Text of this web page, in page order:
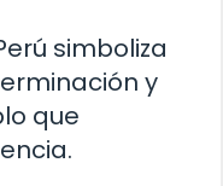
simboliza
y
que